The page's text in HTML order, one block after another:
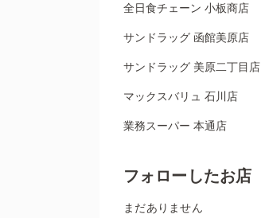
全日食チェーン 小板商店
サンドラッグ 函館美原店
サンドラッグ 美原二丁目店
マックスバリュ 石川店
業務スーパー 本通店
フォローしたお店
まだありません